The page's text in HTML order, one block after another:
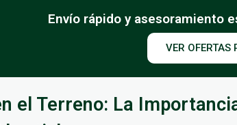
Envío rápido y asesoramiento
VER OFERTAS
el Terreno: La